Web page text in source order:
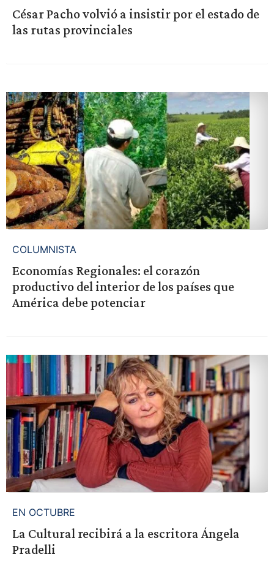
César Pacho volvió a insistir por el estado de
las rutas provinciales
COLUMNISTA
Economías Regionales: el corazón
productivo del interior de los países que
América debe potenciar
EN OCTUBRE
La Cultural recibirá a la escritora Ángela
Pradelli